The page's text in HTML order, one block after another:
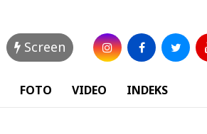
Screen
FOTO VIDEO INDEKS